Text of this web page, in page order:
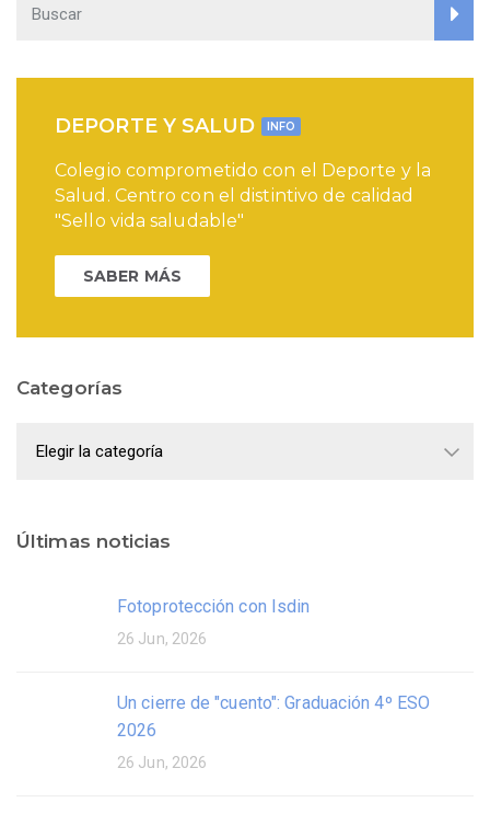
DEPORTE Y SALUD INFO
Colegio comprometido con el Deporte y la
Salud. Centro con el distintivo de calidad
"Sello vida saludable"
SABER MÁS
Categorías
Últimas noticias
Fotoprotección con Isdin
26 Jun, 2026
Un cierre de "cuento": Graduación 4º ESO
2026
26 Jun, 2026